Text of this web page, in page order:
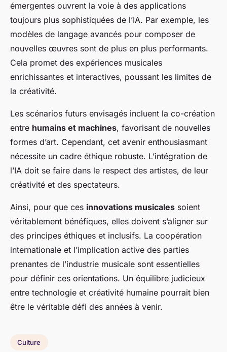
émergentes ouvrent la voie à des applications
toujours plus sophistiquées de l’IA. Par exemple, les
modèles de langage avancés pour composer de
nouvelles œuvres sont de plus en plus performants.
Cela promet des expériences musicales
enrichissantes et interactives, poussant les limites de
la créativité.
Les scénarios futurs envisagés incluent la co-création
entre humains et machines, favorisant de nouvelles
formes d’art. Cependant, cet avenir enthousiasmant
nécessite un cadre éthique robuste. L’intégration de
l’IA doit se faire dans le respect des artistes, de leur
créativité et des spectateurs.
Ainsi, pour que ces innovations musicales soient
véritablement bénéfiques, elles doivent s’aligner sur
des principes éthiques et inclusifs. La coopération
internationale et l’implication active des parties
prenantes de l’industrie musicale sont essentielles
pour définir ces orientations. Un équilibre judicieux
entre technologie et créativité humaine pourrait bien
être le véritable défi des années à venir.
Culture